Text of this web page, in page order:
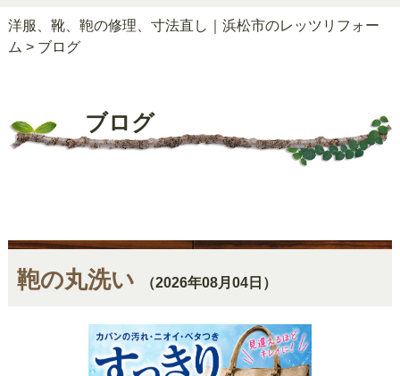
洋服、靴、鞄の修理、寸法直し｜浜松市のレッツリフォー
ム > ブログ
ブログ
鞄の丸洗い （2026年08月04日）